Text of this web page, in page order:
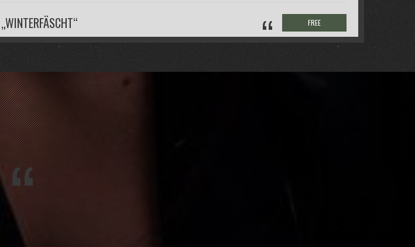
„WINTERFÄSCHT“ “ FREE
“
KONZERTHAUSBALL 2026
SILVESTERPARTY MIT RANDYCLUB IM NOURI-
HOTEL
FASNACHTSPARTY MIT 64U
FASNACHTSPARTY MIT 64U
“